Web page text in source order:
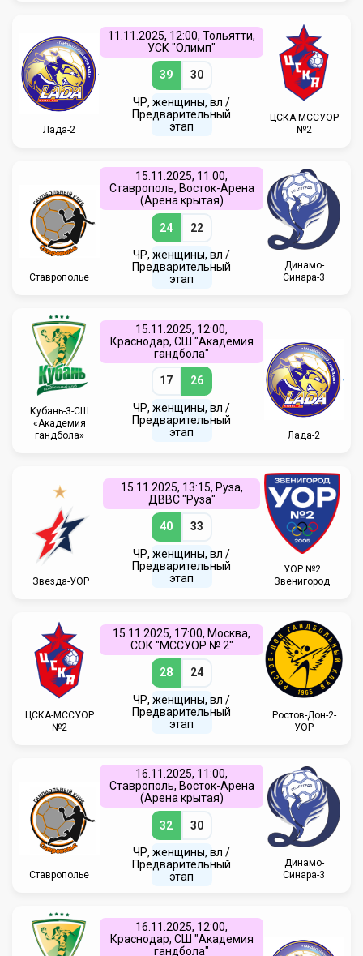
Лада-2
11.11.2025, 12:00, Тольятти,
УСК "Олимп"
39 30
ЧР, женщины, вл /
Предварительный
этап
ЦСКА-МССУОР
№2
Ставрополье
15.11.2025, 11:00,
Ставрополь, Восток-Арена
(Арена крытая)
24 22
ЧР, женщины, вл /
Предварительный
этап
Динамо-
Синара-3
Кубань-3-СШ
«Академия
гандбола»
15.11.2025, 12:00,
Краснодар, СШ "Академия
гандбола"
17 26
ЧР, женщины, вл /
Предварительный
этап
Лада-2
Звезда-УОР
15.11.2025, 13:15, Руза,
ДВВС "Руза"
40 33
ЧР, женщины, вл /
Предварительный
этап
УОР №2
Звенигород
ЦСКА-МССУОР
№2
15.11.2025, 17:00, Москва,
СОК "МССУОР № 2"
28 24
ЧР, женщины, вл /
Предварительный
этап
Ростов-Дон-2-
УОР
Ставрополье
16.11.2025, 11:00,
Ставрополь, Восток-Арена
(Арена крытая)
32 30
ЧР, женщины, вл /
Предварительный
этап
Динамо-
Синара-3
16.11.2025, 12:00,
Краснодар, СШ "Академия
гандбола"